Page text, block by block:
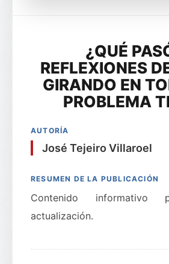
¿QUÉ
REFLEXIONES
GIRANDO EN
PROBLEMA
AUTORÍA
José Tejeiro Villaroel
RESUMEN DE LA PUBLICACIÓN
Contenido informativo
actualización.